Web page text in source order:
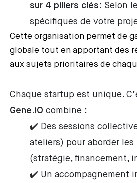
sur 4 piliers clés: Selon
spécifiques de votre
Cette organisation permet de
globale tout en apportant des
aux sujets prioritaires de
Chaque startup est unique.
Gene.iO combine :
✔️ Des sessions
ateliers) pour aborder
(stratégie, financement,
✔️ Un accompagnement